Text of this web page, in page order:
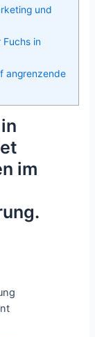
und
Fuchs in
angrenzende
im